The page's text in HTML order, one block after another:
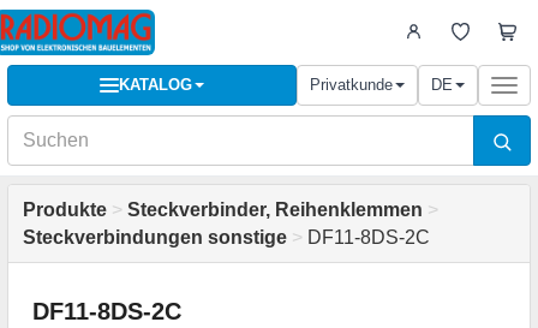
KATALOG Privatkunde DE
Produkte > Steckverbinder, Reihenklemmen >
Steckverbindungen sonstige > DF11-8DS-2C
DF11-8DS-2C